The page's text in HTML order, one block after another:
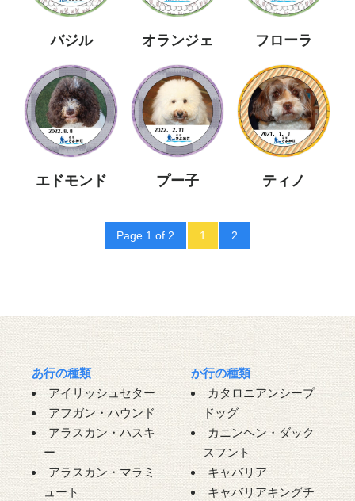
バジル オランジェ フローラ
エドモンド プー子 ティノ
Page 1 of 2 1 2
あ行の種類
アイリッシュセター
アフガン・ハウンド
アラスカン・ハスキ
ー
アラスカン・マラミ
ュート
か行の種類
カタロニアンシープ
ドッグ
カニンヘン・ダック
スフント
キャバリア
キャバリアキングチ